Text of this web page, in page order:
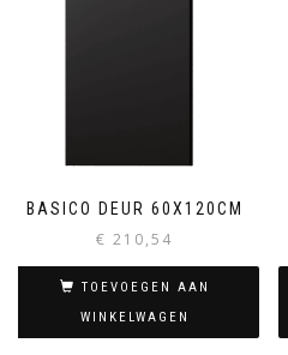
BASICO DEUR 60X120CM
€ 210,54
TOEVOEGEN AAN
WINKELWAGEN